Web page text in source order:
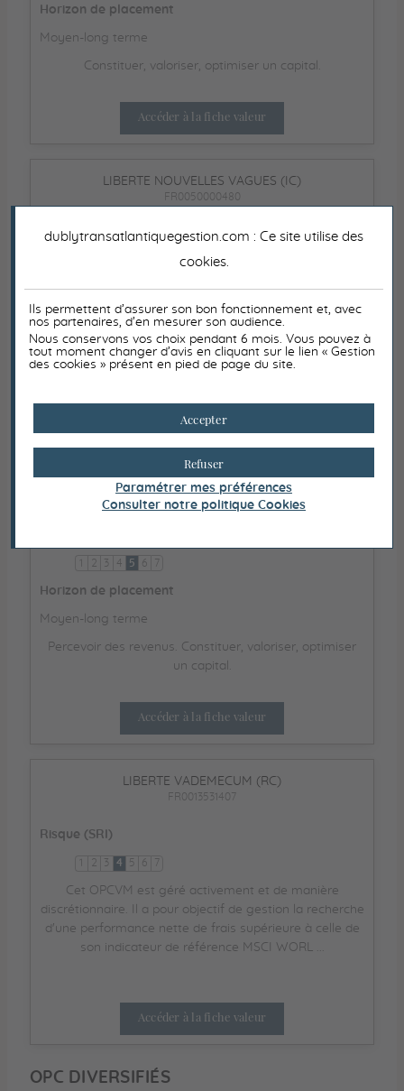
Horizon de placement
Moyen-long terme
Constituer, valoriser, optimiser un capital.
Accéder à la fiche valeur
LIBERTE NOUVELLES VAGUES (IC)
FR0050000480
Risque (SRI)
Horizon de placement
Moyen-long terme
Percevoir des revenus. Constituer, valoriser, optimiser
un capital.
Accéder à la fiche valeur
LIBERTE NOUVELLES VAGUES (RC)
FR0050000472
2 3 4 5 6 7
Horizon de placement
Moyen-long terme
Percevoir des revenus. Constituer, valoriser, optimiser
un capital.
Accéder à la fiche valeur
LIBERTE VADEMECUM (RC)
FR0013531407
Risque (SRI)
3 4 5 6
Cet OPCVM est géré activement et de manière
discrétionnaire. Il a pour objectif de gestion la recherche
d'une performance nette de frais supérieure à celle de
son indicateur de référence MSCI WORL ...
Accéder à la fiche valeur
OPC DIVERSIFIÉS
dublytransatlantiquegestion.com : Ce site utilise des
cookies.
Ils permettent d’assurer son bon fonctionnement et, avec
nos partenaires, d’en mesurer son audience.
Nous conservons vos choix pendant 6 mois. Vous pouvez à
tout moment changer d’avis en cliquant sur le lien « Gestion
des cookies » présent en pied de page du site.
Accepter
Refuser
Paramétrer mes préférences
Consulter notre politique Cookies